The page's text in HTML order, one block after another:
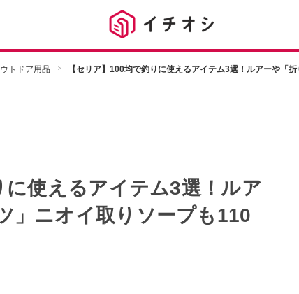
トドア用品 【セリア】100均で釣りに使えるアイテム3選！ルアーや「
に使えるアイテム3選！ルア
」ニオイ取りソープも110